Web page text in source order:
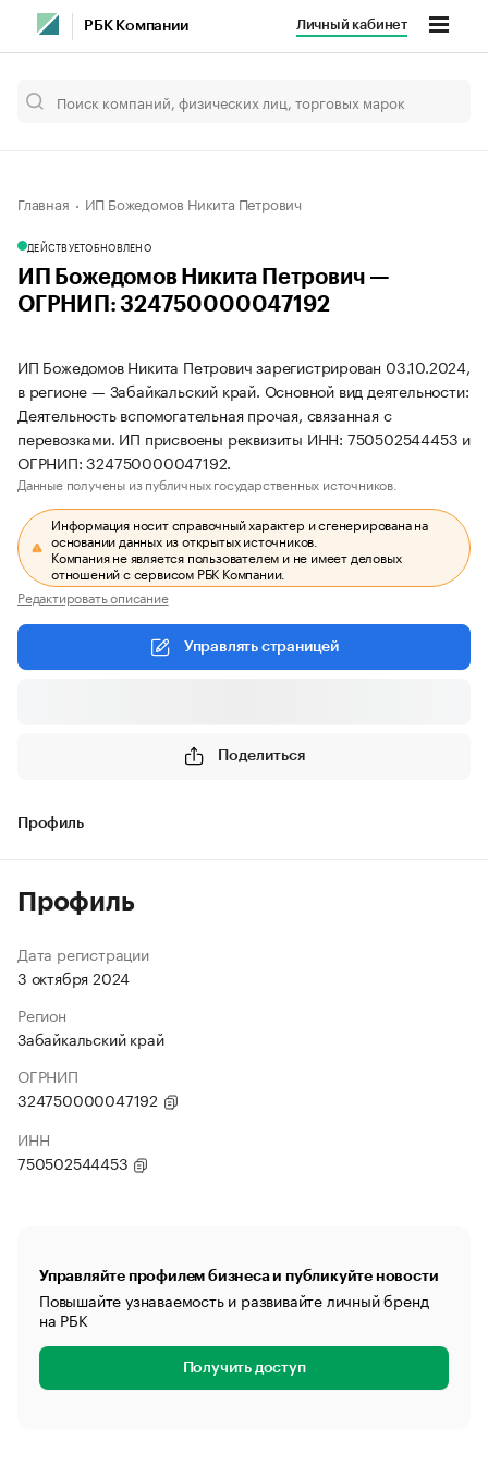
РБК Компании Личный кабинет
Главная ИП Божедомов Никита Петрович
ДЕЙСТВУЕТОБНОВЛЕНО
ИП Божедомов Никита Петрович —
ОГРНИП: 324750000047192
ИП Божедомов Никита Петрович зарегистрирован 03.10.2024,
в регионе — Забайкальский край. Основной вид деятельности:
Деятельность вспомогательная прочая, связанная с
перевозками. ИП присвоены реквизиты ИНН: 750502544453 и
ОГРНИП: 324750000047192.
Данные получены из публичных государственных источников.
Информация носит справочный характер и сгенерирована на
основании данных из открытых источников.
Компания не является пользователем и не имеет деловых
отношений с сервисом РБК Компании.
Редактировать описание
Управлять страницей
Поделиться
Профиль
Профиль
Дата регистрации
3 октября 2024
Регион
Забайкальский край
ОГРНИП
324750000047192
ИНН
750502544453
Управляйте профилем бизнеса и публикуйте новости
Повышайте узнаваемость и развивайте личный бренд
на РБК
Получить доступ